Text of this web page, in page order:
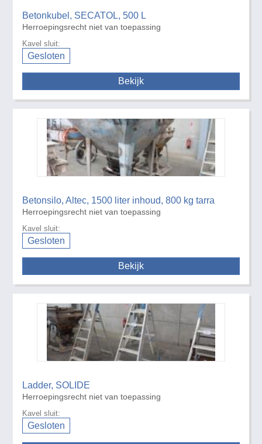
Betonkubel, SECATOL, 500 L
Herroepingsrecht niet van toepassing
Kavel sluit:
Gesloten
Bekijk
Betonsilo, Altec, 1500 liter inhoud, 800 kg tarra
Herroepingsrecht niet van toepassing
Kavel sluit:
Gesloten
Bekijk
Ladder, SOLIDE
Herroepingsrecht niet van toepassing
Kavel sluit:
Gesloten